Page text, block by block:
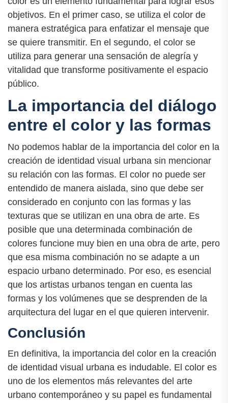
objetivos. En el primer caso, se utiliza el color de
manera estratégica para enfatizar el mensaje que
se quiere transmitir. En el segundo, el color se
utiliza para generar una sensación de alegría y
vitalidad que transforme positivamente el espacio
público.
La importancia del diálogo
entre el color y las formas
No podemos hablar de la importancia del color en la
creación de identidad visual urbana sin mencionar
su relación con las formas. El color no puede ser
entendido de manera aislada, sino que debe ser
considerado en conjunto con las formas y las
texturas que se utilizan en una obra de arte. Es
posible que una determinada combinación de
colores funcione muy bien en una obra de arte, pero
que esa misma combinación no se adapte a un
espacio urbano determinado. Por eso, es esencial
que los artistas urbanos tengan en cuenta las
formas y los volúmenes que se desprenden de la
arquitectura del lugar en el que quieren intervenir.
Conclusión
En definitiva, la importancia del color en la creación
de identidad visual urbana es indudable. El color es
uno de los elementos más relevantes del arte
urbano contemporáneo y su papel es fundamental